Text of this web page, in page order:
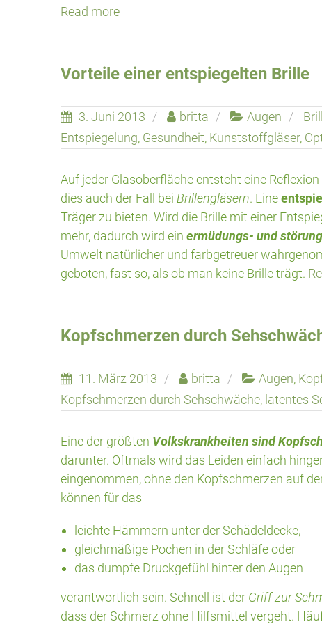
Read more
Vorteile einer entspiegelten Brille
3. Juni 2013 britta Augen
Entspiegelung, Gesundheit, Kunststoffgläser,
Auf jeder Glasoberfläche entsteht eine
dies auch der Fall bei Brillengläsern. Eine
Träger zu bieten. Wird die Brille mit einer
mehr, dadurch wird ein ermüdungs- und
Umwelt natürlicher und farbgetreuer
geboten, fast so, als ob man keine Brille trägt.
Kopfschmerzen durch
11. März 2013 britta Augen,
Kopfschmerzen durch Sehschwäche, latentes
Eine der größten Volkskrankheiten sind
darunter. Oftmals wird das Leiden einfach
eingenommen, ohne den Kopfschmerzen auf
können für das
leichte Hämmern unter der Schädeldecke,
gleichmäßige Pochen in der Schläfe oder
das dumpfe Druckgefühl hinter den Augen
verantwortlich sein. Schnell ist der Griff zur
dass der Schmerz ohne Hilfsmittel vergeht.